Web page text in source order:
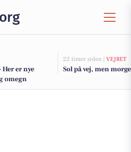
Her er nye
omegn
22 timer siden | VEJRET
Sol på vej, men